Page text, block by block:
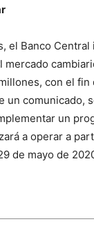
el Banco Central
con el
un comunicado,
un
a operar a
de mayo de